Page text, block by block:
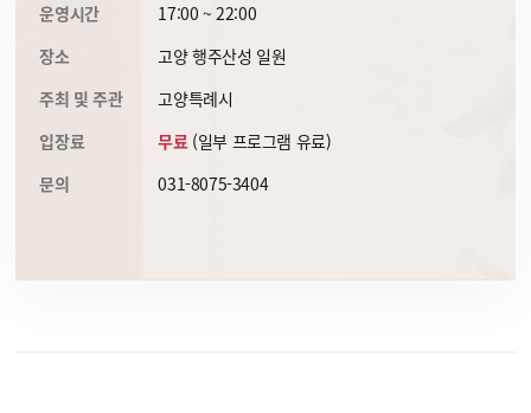
운영시간
17:00 ~ 22:00
장소
고양 행주산성 일원
주최 및 주관
고양특례시
입장료
무료(일부 프로그램 유료)
문의
031-8075-3404